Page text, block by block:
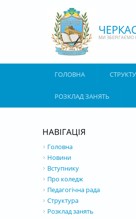
МИ ЗБЕРІГАЄМО
ГОЛОВНА
РОЗКЛАД ЗАНЯТЬ
НАВІГАЦІЯ
Головна
Новини
Вступнику
Про коледж
Педагогічна рада
Структура
Розклад занять